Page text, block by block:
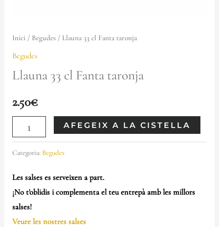
Inici / Begudes / Llauna 33 cl Fanta taronja
Begudes
Llauna 33 cl Fanta taronja
2.50€
AFEGEIX A LA CISTELLA
Categoria: Begudes
Les salses es serveixen a part.
¡No t'oblidis i complementa el teu entrepà amb les millors
salses!
Veure les nostres salses